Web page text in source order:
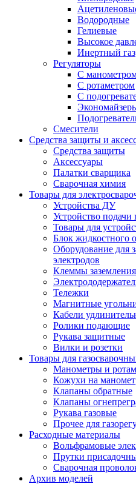
Водородные
Гелиевые
Высокое
Инертный газ
Регуляторы
С
С ротаметром
С
Смесители
Средства защиты и
Средства защиты
Аксессуары
Палатки сварщика
Сварочная химия
Товары для
Устройства ДУ
Устройство подачи
Товары для
Блок жидкостного
Оборудование для
электродов
Клеммы заземления
Тележки
Магнитные
Кабели
Ролики подающие
Рукава защитные
Вилки и розетки
Товары для
Манометры и
Кожухи на
Клапаны обратные
Клапаны
Рукава газовые
Прочее для
Расходные материалы
Вольфрамовые
Прутки
Сварочная
Архив моделей